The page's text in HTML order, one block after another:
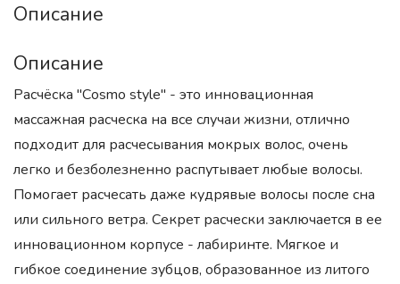
Описание
Описание
Расчёска "Сosmo style" - это инновационная
массажная расческа на все случаи жизни, отлично
подходит для расчесывания мокрых волос, очень
легко и безболезненно распутывает любые волосы.
Помогает расчесать даже кудрявые волосы после сна
или сильного ветра. Секрет расчески заключается в ее
инновационном корпусе - лабиринте. Мягкое и
гибкое соединение зубцов, образованное из литого